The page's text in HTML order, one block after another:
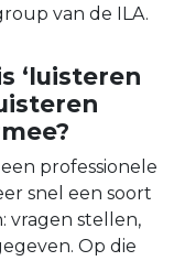
van de ILA.
‘luisteren
professionele
snel een soort
vragen stellen,
Op die